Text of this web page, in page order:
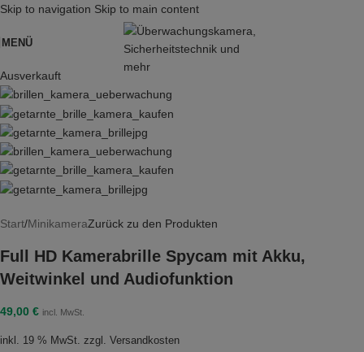
Skip to navigation Skip to main content
MENÜ
Ausverkauft
Start/MinikameraZurück zu den Produkten
Full HD Kamerabrille Spycam mit Akku,
Weitwinkel und Audiofunktion
49,00 € incl. MwSt.
inkl. 19 % MwSt. zzgl. Versandkosten